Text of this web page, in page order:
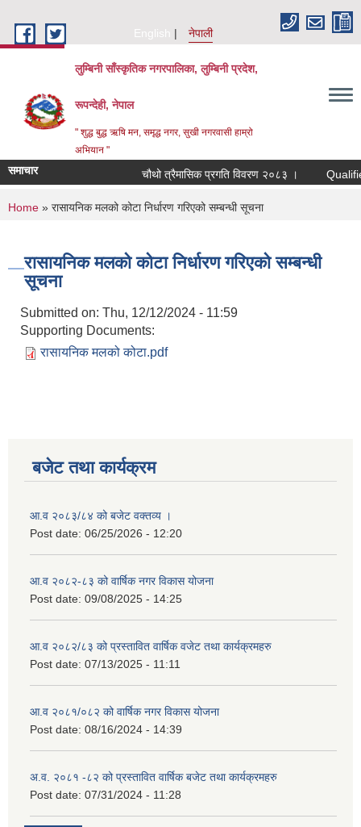
English
नेपाली
लुम्बिनी साँस्कृतिक नगरपालिका, लुम्बिनी प्रदेश,
रूपन्देही, नेपाल
" शुद्ध बुद्ध ऋषि मन, समृद्ध नगर, सुखी नगरवासी हाम्रो
अभियान "
समाचार चौथो त्रैमासिक प्रगति विवरण २०८३ । Qualified
You are here
Home » रासायनिक मलको कोटा निर्धारण गरिएको सम्बन्धी सूचना
रासायनिक मलको कोटा निर्धारण गरिएको सम्बन्धी
सूचना
Submitted on: Thu, 12/12/2024 - 11:59
Supporting Documents:
रासायनिक मलको कोटा.pdf
बजेट तथा कार्यक्रम
आ.व २०८३/८४ को बजेट वक्तव्य ।
Post date: 06/25/2026 - 12:20
आ.व २०८२-८३ को वार्षिक नगर विकास योजना
Post date: 09/08/2025 - 14:25
आ.व २०८२/८३ को प्रस्तावित वार्षिक वजेट तथा कार्यक्रमहरु
Post date: 07/13/2025 - 11:11
आ.व २०८१/०८२ को वार्षिक नगर विकास योजना
Post date: 08/16/2024 - 14:39
अ.व. २०८१ -८२ को प्रस्तावित वार्षिक बजेट तथा कार्यक्रमहरु
Post date: 07/31/2024 - 11:28